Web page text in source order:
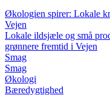
Økologien spirer: Lokale
Vejen
Lokale ildsjæle og små
grønnere fremtid i Vejen
Smag
Smag
Økologi
Bæredygtighed